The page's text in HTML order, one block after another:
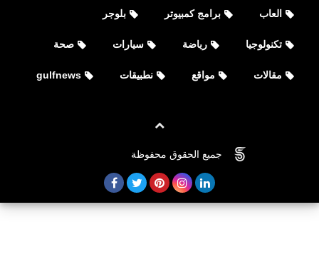
أفضل الأطعمة الصحية للقلب
العاب برامج كمبيوتر بلوجر
تكنولوجيا رياضة سيارات صحة
مقالات مواقع نطبيقات gulfnews
جميع الحقوق محفوظة